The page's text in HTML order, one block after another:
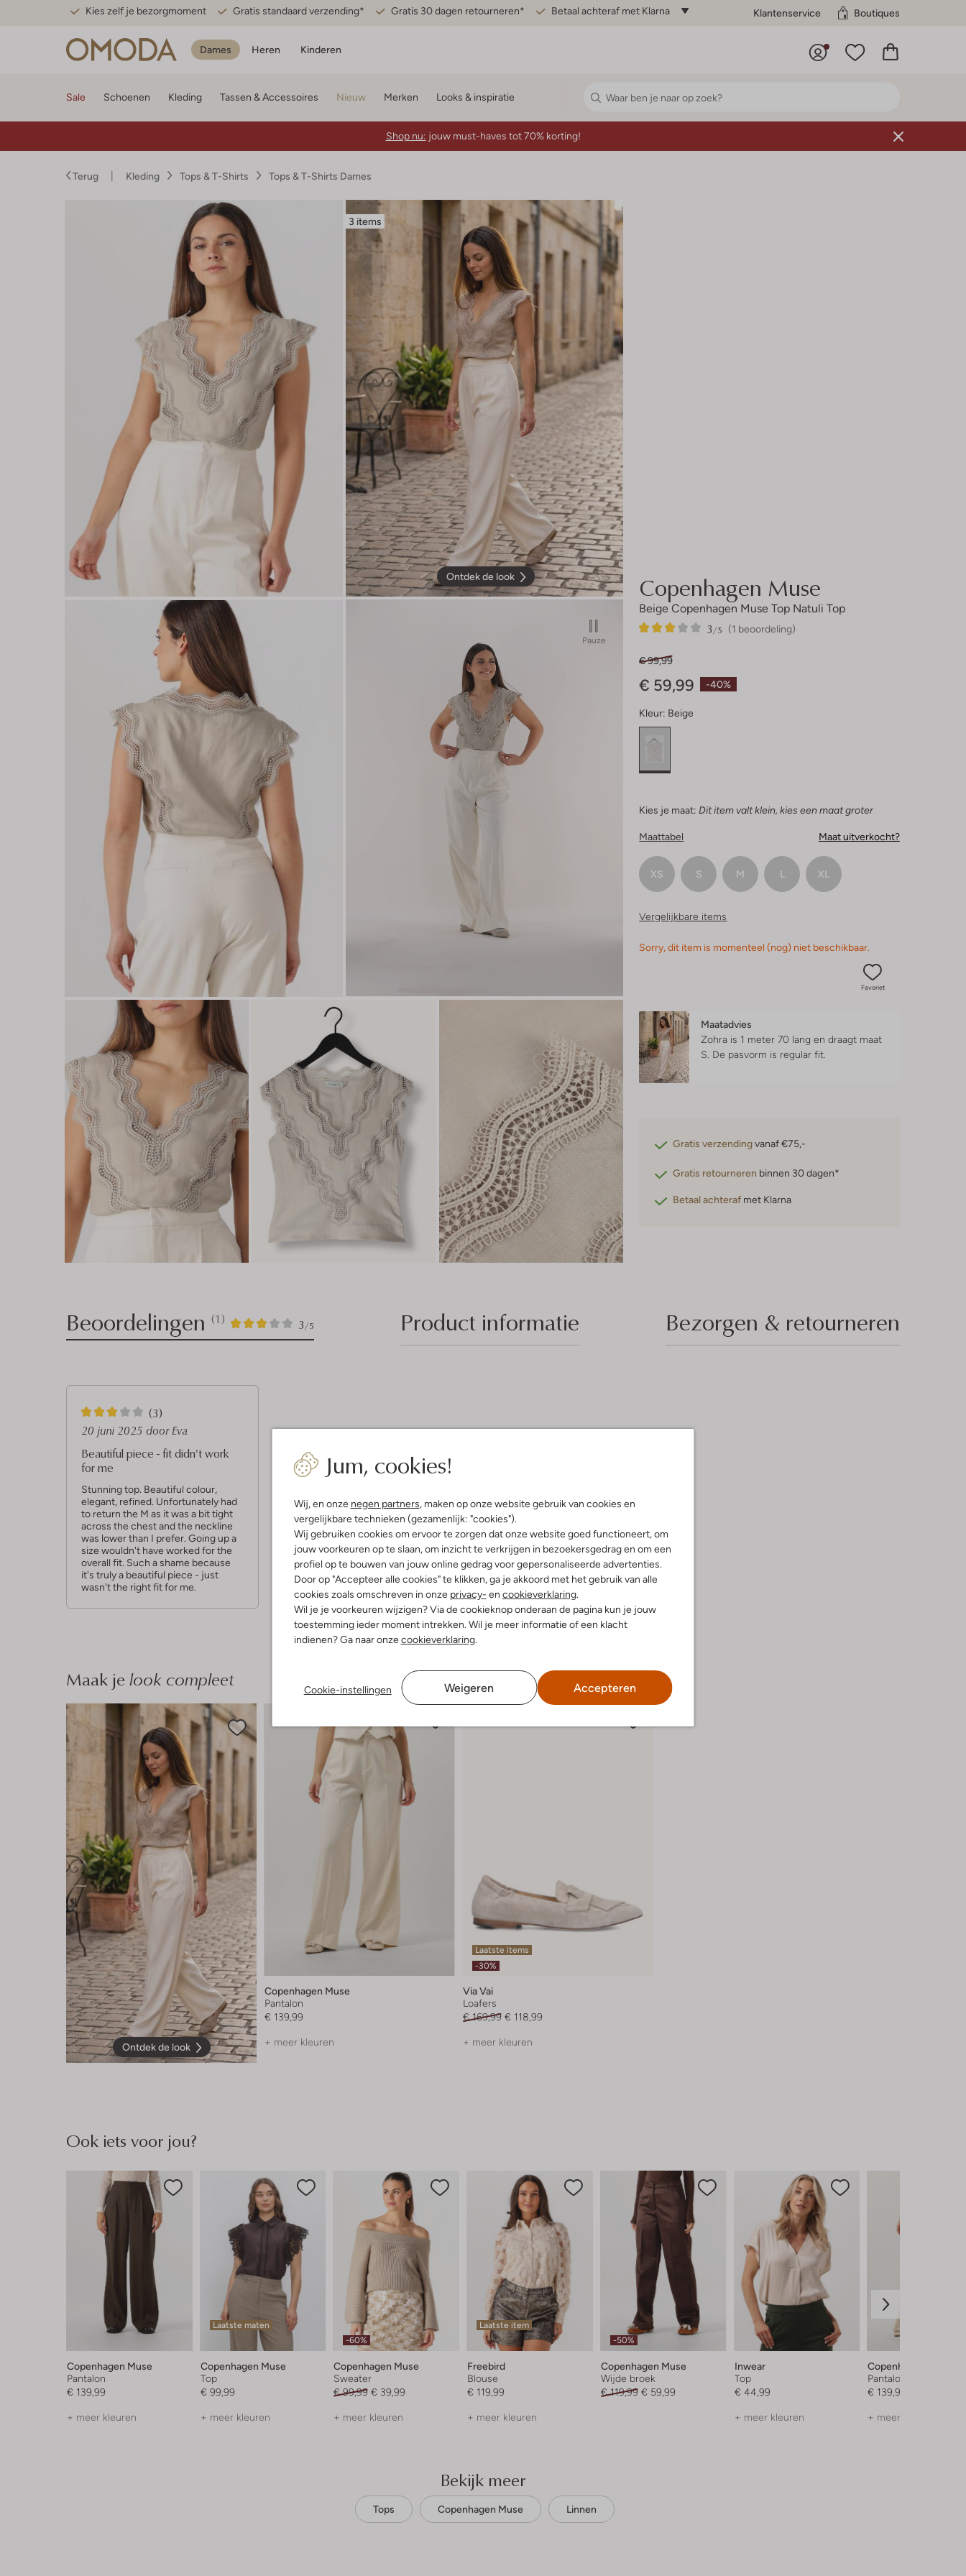
Kies zelf je bezorgmoment Gratis standaard verzending* Gratis 30 dagen retourneren* Betaal achteraf met Klarna Klantenservice Boutiques
Dames Heren Kinderen
Jum, cookies!
Wij, en onze negen partners, maken op onze website gebruik van cookies en
vergelijkbare technieken (gezamenlijk: "cookies").
Wij gebruiken cookies om ervoor te zorgen dat onze website goed functioneert, om
jouw voorkeuren op te slaan, om inzicht te verkrijgen in bezoekersgedrag en om een
profiel op te bouwen van jouw online gedrag voor gepersonaliseerde advertenties.
Door op "Accepteer alle cookies" te klikken, ga je akkoord met het gebruik van alle
cookies zoals omschreven in onze privacy- en cookieverklaring.
Wil je je voorkeuren wijzigen? Via de cookieknop onderaan de pagina kun je jouw
toestemming ieder moment intrekken. Wil je meer informatie of een klacht
indienen? Ga naar onzecookieverklaring.
Cookie-instellingen Weigeren Accepteren
Sale Schoenen Kleding Tassen & Accessoires Nieuw Merken Looks & inspiratie
Shop nu: jouw must-haves tot 70% korting!
Terug Kleding Tops & T-Shirts Tops & T-Shirts Dames
3 items
Ontdek de look
Pauze
Copenhagen Muse
Beige Copenhagen Muse Top Natuli Top
(1 beoordeling)
3/5
1
3
-40%
€ 99,99
€ 59,99
Kleur: Beige
Kies je maat: Dit item valt klein, kies een maat groter
Maattabel Maat uitverkocht?
XS S M L XL
Vergelijkbare items
Sorry, dit item is momenteel (nog) niet beschikbaar.
Favoriet
Maatadvies
Zohra is 1 meter 70 lang en draagt maat
S. De pasvorm is regular fit
Gratis verzendingvanaf €75,-
Gratis retourneren binnen 30 dagen*
Betaal achteraf met Klarna
Product informatie
Beoordelingen (1) 3/5
1
3
Bezorgen & retourneren
3
S
t
e
r
r
e
n
(3)
20 juni 2025 door Eva
Beautiful piece - fit didn't work
for me
Stunning top. Beautiful colour,
elegant, refined. Unfortunately had
to return the M as it was a bit tight
across the chest and the neckline
was lower than I prefer. Going up a
size wouldn't have worked for the
overall fit. Such a shame because
it's truly a beautiful piece - just
wasn't the right fit for me.
Maak je look compleet
Ontdek de look
Copenhagen Muse
Pantalon
€ 139,99
+ meer kleuren
Laatste items
-30%
Via Vai
Loafers
€ 169,99 € 118,99
+ meer kleuren
Ook iets voor jou?
Copenhagen Muse
Pantalon
€ 139,99
+ meer kleuren
Laatste maten
Copenhagen Muse
Top
€ 99,99
+ meer kleuren
-60%
Copenhagen Muse
Sweater
€ 99,99 € 39,99
+ meer kleuren
Laatste item
Freebird
Blouse
€ 119,99
+ meer kleuren
-50%
Copenhagen Muse
Wijde broek
€ 119,99 € 59,99
Inwear
Top
€ 44,99
+ meer kleuren
Copenhagen Muse
Pantalon
€ 139,99
+ meer kleuren
Bekijk meer
Tops Copenhagen Muse Linnen